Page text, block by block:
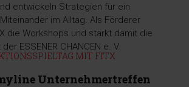
entwickeln Strategien für ein
im Alltag. Als Förderer
die Workshops und stärkt damit die
ESSENER CHANCEN e. V.
MIT FITX
Unternehmertreffen